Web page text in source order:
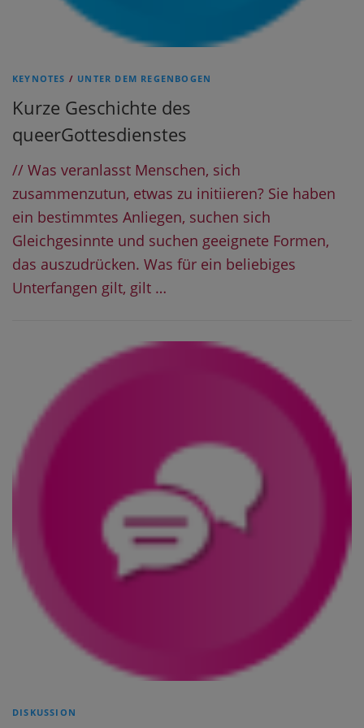
KEYNOTES / UNTER DEM REGENBOGEN
Kurze Geschichte des
queerGottesdienstes
// Was veranlasst Menschen, sich
zusammenzutun, etwas zu initiieren? Sie haben
ein bestimmtes Anliegen, suchen sich
Gleichgesinnte und suchen geeignete Formen,
das auszudrücken. Was für ein beliebiges
Unterfangen gilt, gilt …
DISKUSSION